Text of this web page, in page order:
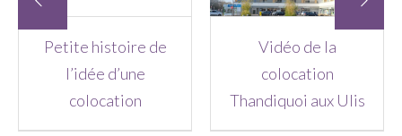
Petite histoire de
l’idée d’une
colocation
Vidéo de la
colocation
Thandiquoi aux Ulis